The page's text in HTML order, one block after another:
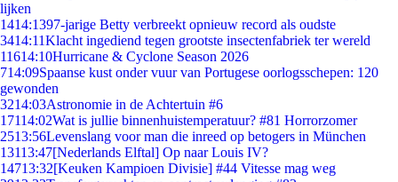
lijken
1414:1397-jarige Betty verbreekt opnieuw record als oudste
3414:11Klacht ingediend tegen grootste insectenfabriek ter wereld
11614:10Hurricane & Cyclone Season 2026
714:09Spaanse kust onder vuur van Portugese oorlogsschepen: 120
gewonden
3214:03Astronomie in de Achtertuin #6
17114:02Wat is jullie binnenhuistemperatuur? #81 Horrorzomer
2513:56Levenslang voor man die inreed op betogers in München
13113:47[Nederlands Elftal] Op naar Louis IV?
14713:32[Keuken Kampioen Divisie] #44 Vitesse mag weg